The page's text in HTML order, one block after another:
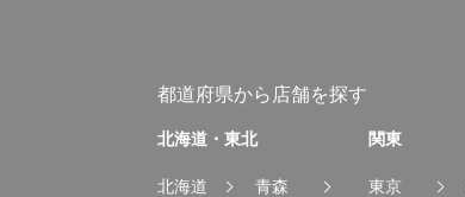
都道府県から店舗を探す
北海道・東北
北海道
青森
関東
東京